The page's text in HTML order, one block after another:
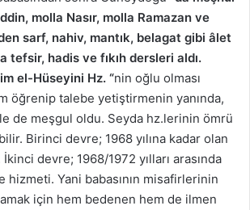
molla Nasır, molla Ramazan ve
sarf, nahiv, mantık, belagat gibi âlet
tefsir, hadis ve fıkıh dersleri aldı.
el-Hüseyini Hz. “nin oğlu olması
öğrenip talebe yetiştirmenin yanında,
de meşgul oldu. Seyda hz.lerinin ömrü
Birinci devre; 1968 yılına kadar olan
devre; 1968/1972 yılları arasında
hizmeti. Yani babasının misafirlerinin
için hem bedenen hem de ilmen